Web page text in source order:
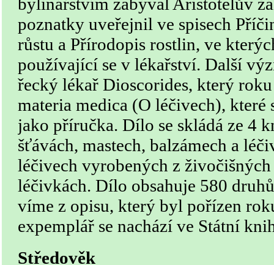
poznatky uveřejnil ve spisech
růstu a Přírodopis rostlin, ve
používající se v lékařství. Další
řecký lékař Dioscorides, který
materia medica (O léčivech),
jako příručka. Dílo se skládá ze 4
šťávách, mastech, balzámech a
léčivech vyrobených z
léčivkách. Dílo obsahuje 580
víme z opisu, který byl pořízen
expemplář se nachází ve Státní
Středověk